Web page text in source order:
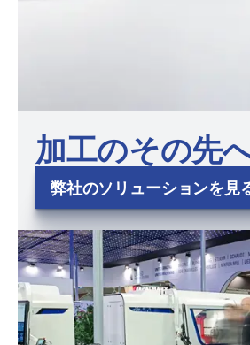
加工のその先
弊社のソリューションを見